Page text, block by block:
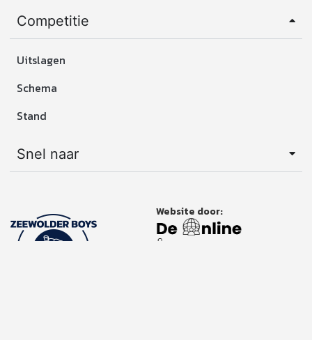
Competitie
Uitslagen
Schema
Stand
Snel naar
Website door: